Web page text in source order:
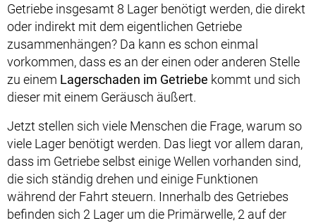
Getriebe insgesamt 8 Lager benötigt werden, die direkt
oder indirekt mit dem eigentlichen Getriebe
zusammenhängen? Da kann es schon einmal
vorkommen, dass es an der einen oder anderen Stelle
zu einem Lagerschaden im Getriebe kommt und sich
dieser mit einem Geräusch äußert.
Jetzt stellen sich viele Menschen die Frage, warum so
viele Lager benötigt werden. Das liegt vor allem daran,
dass im Getriebe selbst einige Wellen vorhanden sind,
die sich ständig drehen und einige Funktionen
während der Fahrt steuern. Innerhalb des Getriebes
befinden sich 2 Lager um die Primärwelle, 2 auf der